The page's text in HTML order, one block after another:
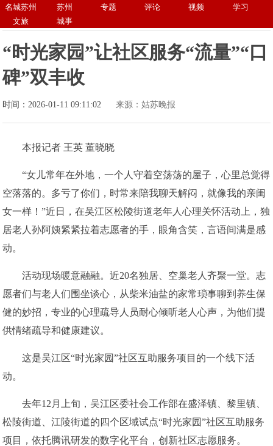
名城苏州 苏州 专题 评论 视频
学习
文旅
城事
“时光家园”让社区服务“流量”“口
碑”双丰收
时间：2026-01-11 09:11:02 来源：姑苏晚报
本报记者 王英 董晓晓
“女儿常年在外地，一个人守着空荡荡的屋子，心里总觉得
空落落的。多亏了你们，时常来陪我聊天解闷，就像我的亲闺
女一样！”近日，在吴江区松陵街道老年人心理关怀活动上，独
居老人孙阿姨紧紧拉着志愿者的手，眼角含笑，言语间满是感
动。
活动现场暖意融融。近20名独居、空巢老人齐聚一堂。志
愿者们与老人们围坐谈心，从柴米油盐的家常琐事聊到养生保
健的妙招，专业的心理疏导人员耐心倾听老人心声，为他们提
供情绪疏导和健康建议。
这是吴江区“时光家园”社区互助服务项目的一个线下活
动。
去年12月上旬，吴江区委社会工作部在盛泽镇、黎里镇、
松陵街道、江陵街道的四个区域试点“时光家园”社区互助服务
项目，依托腾讯研发的数字化平台，创新社区志愿服务。